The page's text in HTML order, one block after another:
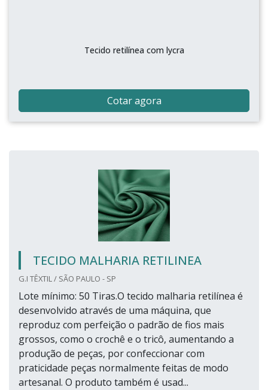
Tecido retilínea com lycra
Cotar agora
TECIDO MALHARIA RETILINEA
G.I TÊXTIL / SÃO PAULO - SP
Lote mínimo: 50 Tiras.O tecido malharia retilínea é
desenvolvido através de uma máquina, que
reproduz com perfeição o padrão de fios mais
grossos, como o crochê e o tricô, aumentando a
produção de peças, por confeccionar com
praticidade peças normalmente feitas de modo
artesanal. O produto também é usad...